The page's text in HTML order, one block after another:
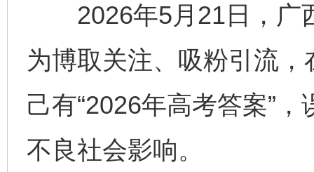
2026年5月21日，广
为博取关注、吸粉引流
己有“2026年高考答案”
不良社会影响。